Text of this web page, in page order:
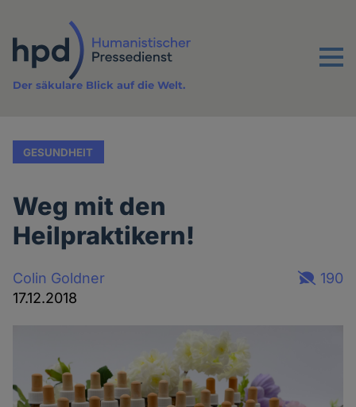
Inhalt
Menu
Der säkulare Blick auf die Welt.
GESUNDHEIT
Weg mit den
Heilpraktikern!
Colin Goldner
17.12.2018
190